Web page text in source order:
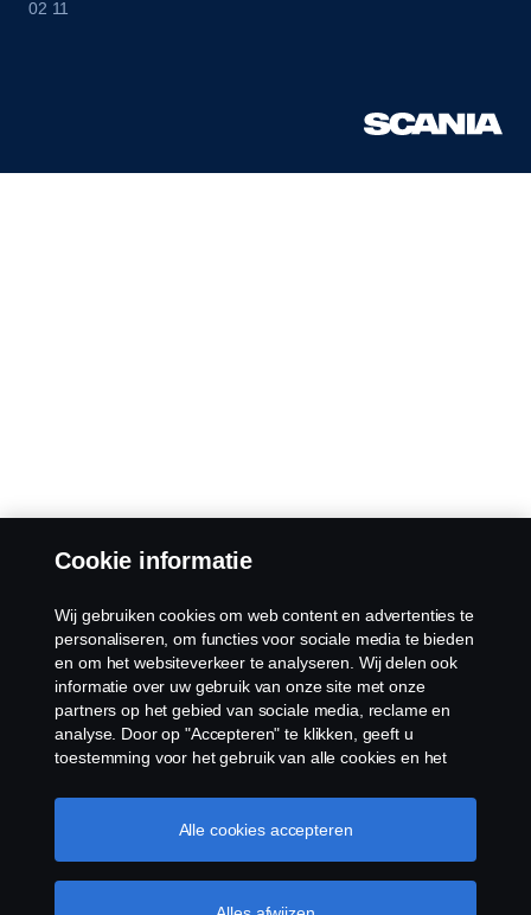
02 11
Cookie informatie
Wij gebruiken cookies om web content en advertenties te
personaliseren, om functies voor sociale media te bieden
en om het websiteverkeer te analyseren. Wij delen ook
informatie over uw gebruik van onze site met onze
partners op het gebied van sociale media, reclame en
analyse. Door op "Accepteren" te klikken, geeft u
toestemming voor het gebruik van alle cookies en het
door op "Cookie Instellingen" te klikken en de
categorieën te selecteren die u wilt accepteren. Voor een
Alle cookies accepteren